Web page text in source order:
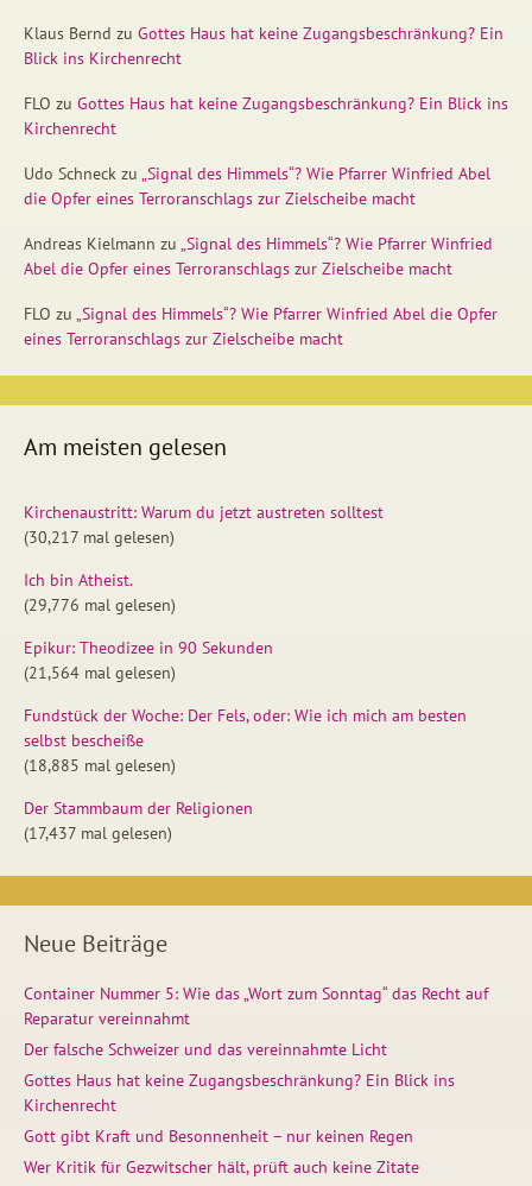
Klaus Bernd zu Gottes Haus hat keine Zugangsbeschränkung? Ein
Blick ins Kirchenrecht
FLO zu Gottes Haus hat keine Zugangsbeschränkung? Ein Blick ins
Kirchenrecht
Udo Schneck zu „Signal des Himmels“? Wie Pfarrer Winfried Abel
die Opfer eines Terroranschlags zur Zielscheibe macht
Andreas Kielmann zu „Signal des Himmels“? Wie Pfarrer Winfried
Abel die Opfer eines Terroranschlags zur Zielscheibe macht
FLO zu „Signal des Himmels“? Wie Pfarrer Winfried Abel die Opfer
eines Terroranschlags zur Zielscheibe macht
Am meisten gelesen
Kirchenaustritt: Warum du jetzt austreten solltest
(30,217 mal gelesen)
Ich bin Atheist.
(29,776 mal gelesen)
Epikur: Theodizee in 90 Sekunden
(21,564 mal gelesen)
Fundstück der Woche: Der Fels, oder: Wie ich mich am besten
selbst bescheiße
(18,885 mal gelesen)
Der Stammbaum der Religionen
(17,437 mal gelesen)
Neue Beiträge
Container Nummer 5: Wie das „Wort zum Sonntag“ das Recht auf
Reparatur vereinnahmt
Der falsche Schweizer und das vereinnahmte Licht
Gottes Haus hat keine Zugangsbeschränkung? Ein Blick ins
Kirchenrecht
Gott gibt Kraft und Besonnenheit – nur keinen Regen
Wer Kritik für Gezwitscher hält, prüft auch keine Zitate